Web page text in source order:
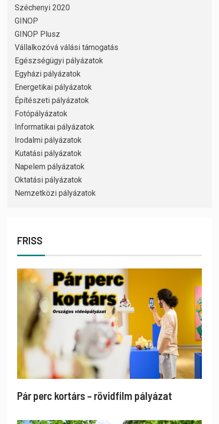
Széchenyi 2020
GINOP
GINOP Plusz
Vállalkozóvá válási támogatás
Egészségügyi pályázatok
Egyházi pályázatok
Energetikai pályázatok
Építészeti pályázatok
Fotópályázatok
Informatikai pályázatok
Irodalmi pályázatok
Kutatási pályázatok
Napelem pályázatok
Oktatási pályázatok
Nemzetközi pályázatok
FRISS
Pár perc kortárs – rövidfilm pályázat